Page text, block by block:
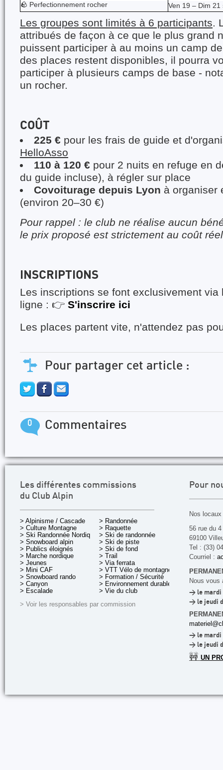
🪨 Perfectionnement rocher
Ven 19 – Dim 21
Les groupes sont limités à 6 participants.
attribués de façon à ce que le plus grand
puissent participer à au moins un camp
des places restent disponibles, il pourra
participer à plusieurs camps de base -
un rocher.
COÛT
225 € pour les frais de guide et
HelloAsso
110 à 120 € pour 2 nuits en refuge en
du guide incluse), à régler sur place
Covoiturage depuis Lyon à organiser
(environ 20–30 €)
Pour rappel : le club ne réalise aucun
le prix proposé est strictement au coût
INSCRIPTIONS
Les inscriptions se font exclusivement via
ligne : 👉 S'inscrire ici
Les places partent vite, n'attendez pas
Pour partager cet article :
0 Commentaires
Les différentes commissions
du Club Alpin
> Alpinisme / Cascade
> Culture Montagne
> Ski Randonnée Nordique
> Snowboard alpin
> Publics éloignés
> Marche nordique
> Jeunes
> Mini CAF
> Snowboard rando
> Canyon
> Escalade
> Randonnée
> Raquette
> Ski de randonnée
> Ski de piste
> Ski de fond
> Trail
> Via ferrata
> VTT Vélo de montagne
> Formation / Sécurité
> Environnement durable
> Vie du club
> Voir les responsables par commission
Pour
Nos
56 rue du
69100
Tel : (33)
Courriel :
Nous vous
> le mardi
> le jeudi
> le mardi
> le jeudi
🚧 UN